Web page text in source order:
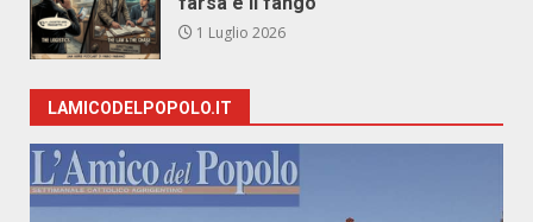
1 Luglio 2026
LAMICODELPOPOLO.IT